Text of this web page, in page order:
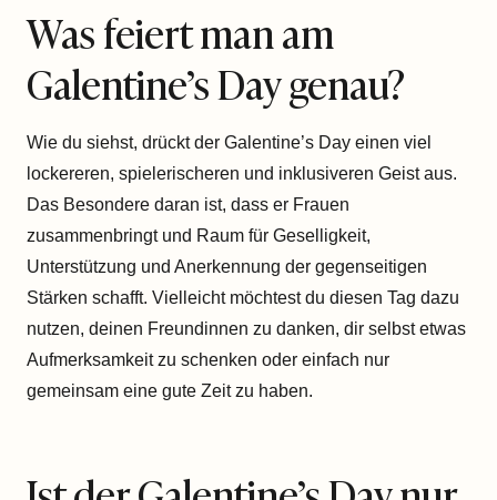
Was feiert man am
Galentine’s Day genau?
Wie du siehst, drückt der Galentine’s Day einen viel
lockereren, spielerischeren und inklusiveren Geist aus.
Das Besondere daran ist, dass er Frauen
zusammenbringt und Raum für Geselligkeit,
Unterstützung und Anerkennung der gegenseitigen
Stärken schafft. Vielleicht möchtest du diesen Tag dazu
nutzen, deinen Freundinnen zu danken, dir selbst etwas
Aufmerksamkeit zu schenken oder einfach nur
gemeinsam eine gute Zeit zu haben.